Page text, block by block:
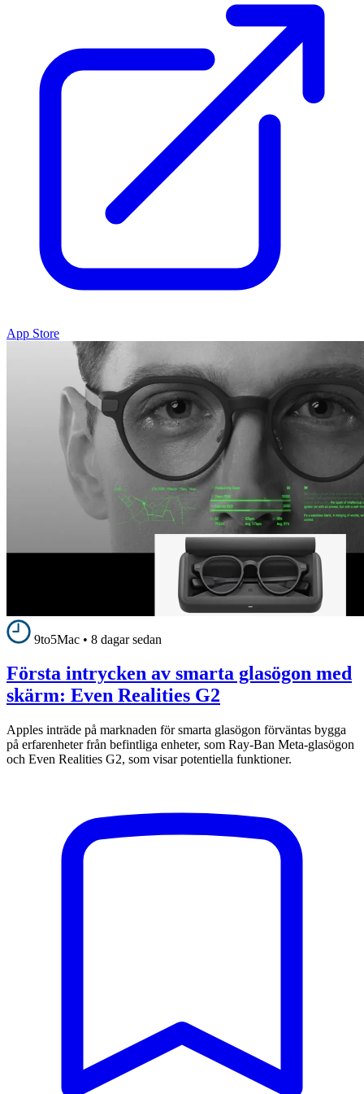
App Store
9to5Mac • 8 dagar sedan
Första intrycken av smarta glasögon med
skärm: Even Realities G2
Apples inträde på marknaden för smarta glasögon förväntas bygga
på erfarenheter från befintliga enheter, som Ray-Ban Meta-glasögon
och Even Realities G2, som visar potentiella funktioner.